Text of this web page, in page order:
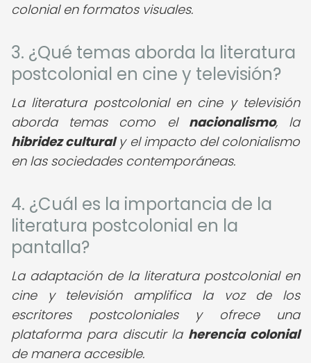
colonial en formatos visuales.
3. ¿Qué temas aborda la literatura
postcolonial en cine y televisión?
La literatura postcolonial en cine y televisión
aborda temas como el nacionalismo, la
hibridez culturaly el impacto del colonialismo
en las sociedades contemporáneas.
4. ¿Cuál es la importancia de la
literatura postcolonial en la
pantalla?
La adaptación de la literatura postcolonial en
cine y televisión amplifica la voz de los
escritores postcoloniales y ofrece una
plataforma para discutir la herencia colonial
de manera accesible.